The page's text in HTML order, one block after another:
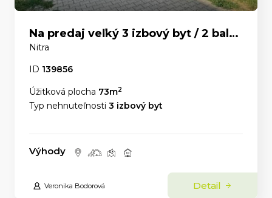
Na predaj veľký 3 izbový byt / 2 balkóny / Čermáň
Nitra
ID 139856
Úžitková plocha 73m2
Typ nehnuteľnosti 3 izbový byt
Výhody
Veronika Bodorová Detail